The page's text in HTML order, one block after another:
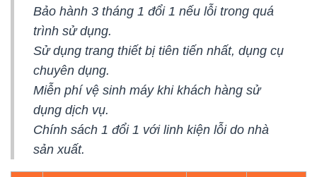
Bảo hành 3 tháng 1 đổi 1 nếu lỗi trong quá
trình sử dụng.
Sử dụng trang thiết bị tiên tiến nhất, dụng cụ
chuyên dụng.
Miễn phí vệ sinh máy khi khách hàng sử
dụng dịch vụ.
Chính sách 1 đổi 1 với linh kiện lỗi do nhà
sản xuất.